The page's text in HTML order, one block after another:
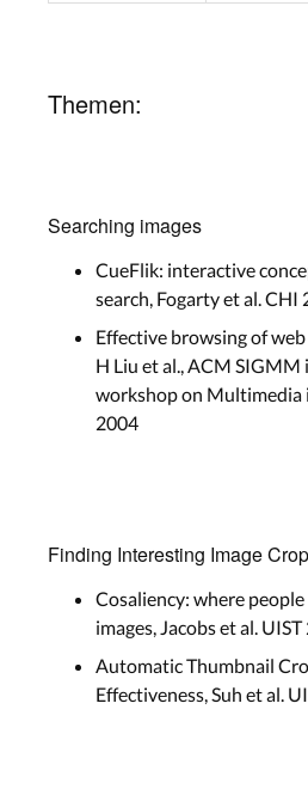
Themen:
Searching images
CueFlik: interactive
search, Fogarty et al. CHI
Effective browsing of
H Liu et al., ACM
workshop on
2004
Finding Interesting Image
Cosaliency: where
images, Jacobs et al.
Automatic Thumbnail
Effectiveness, Suh et al.